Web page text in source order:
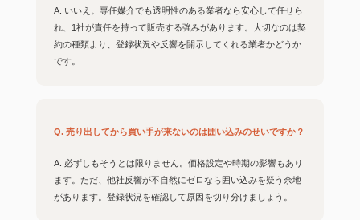
A. いいえ。専任媒介でも透明性のある業者なら安心して任せら
れ、1社が責任を持って販売する強みがあります。大切なのは契
約の種類より、登録状況や反響を開示してくれる業者かどうか
です。
Q. 売り出してから買い手が来ないのは囲い込みのせいですか？
A. 必ずしもそうとは限りません。価格設定や時期の影響もあり
ます。ただ、他社反響が不自然にゼロなら囲い込みを疑う余地
があります。登録状況を確認して原因を切り分けましょう。